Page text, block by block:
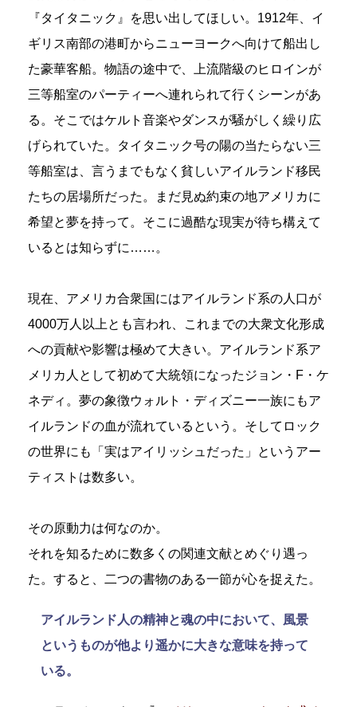
『タイタニック』を思い出してほしい。1912年、イ
ギリス南部の港町からニューヨークへ向けて船出し
た豪華客船。物語の途中で、上流階級のヒロインが
三等船室のパーティーへ連れられて行くシーンがあ
る。そこではケルト音楽やダンスが騒がしく繰り広
げられていた。タイタニック号の陽の当たらない三
等船室は、言うまでもなく貧しいアイルランド移民
たちの居場所だった。まだ見ぬ約束の地アメリカに
希望と夢を持って。そこに過酷な現実が待ち構えて
いるとは知らずに……。
現在、アメリカ合衆国にはアイルランド系の人口が
4000万人以上とも言われ、これまでの大衆文化形成
への貢献や影響は極めて大きい。アイルランド系ア
メリカ人として初めて大統領になったジョン・F・ケ
ネディ。夢の象徴ウォルト・ディズニー一族にもア
イルランドの血が流れているという。そしてロック
の世界にも「実はアイリッシュだった」というアー
ティストは数多い。
その原動力は何なのか。
それを知るために数多くの関連文献とめぐり遇っ
た。すると、二つの書物のある一節が心を捉えた。
アイルランド人の精神と魂の中において、風景
というものが他より遥かに大きな意味を持って
いる。